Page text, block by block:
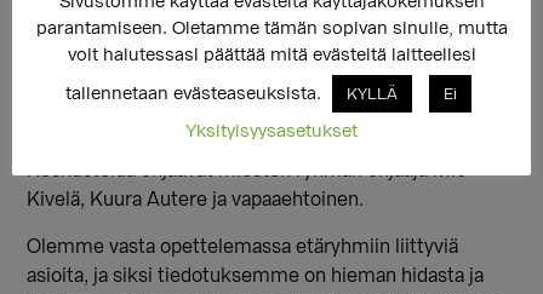
Hae mukaan täyttämällä lomake:
https://tinyurl.com/y965pxns
HAKU RYHMIIN PÄÄTTYY KESKIVIIKKONA 13.5. KLO
Kivelä, Kuura Autere ja vapaaehtoinen.
Olemme vasta opettelemassa etäryhmiin liittyviä
asioita, ja siksi tiedotuksemme on hieman hidasta ja
parantamiseen. Oletamme tämän sopivan sinulle, mutta
voit halutessasi päättää mitä evästeitä laitteellesi
tallennetaan evästeaseuksista. KYLLÄ Ei
Yksityisyysasetukset